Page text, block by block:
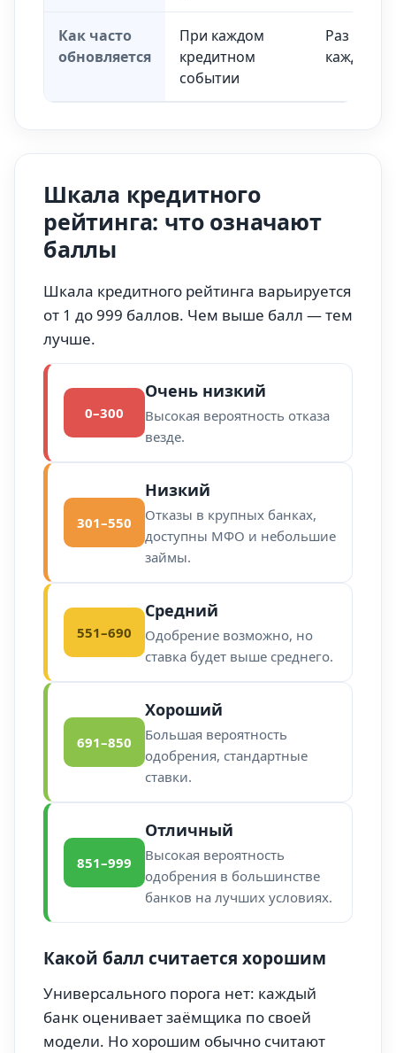
Как часто
обновляется
При каждом
кредитном
событии
Раз в
каждом
Шкала кредитного
рейтинга: что означают
баллы
Шкала кредитного рейтинга варьируется
от 1 до 999 баллов. Чем выше балл — тем
лучше.
0–300
Очень низкий
Высокая вероятность отказа
везде.
301–550
Низкий
Отказы в крупных банках,
доступны МФО и небольшие
займы.
551–690
Средний
Одобрение возможно, но
ставка будет выше среднего.
691–850
Хороший
Большая вероятность
одобрения, стандартные
ставки.
851–999
Отличный
Высокая вероятность
одобрения в большинстве
банков на лучших условиях.
Какой балл считается хорошим
Универсального порога нет: каждый
банк оценивает заёмщика по своей
модели. Но хорошим обычно считают